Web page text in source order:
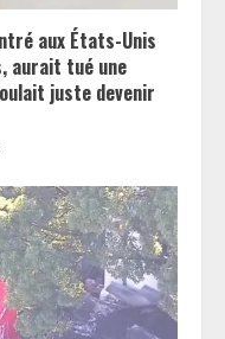
aux États-Unis
aurait tué une
juste devenir